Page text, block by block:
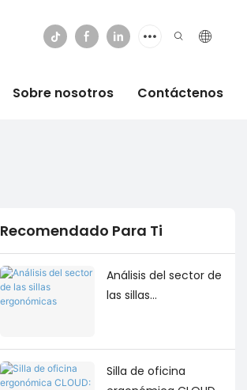
Sobre nosotros Contáctenos
Recomendado Para Ti
Análisis del sector de
las sillas
Silla de oficina